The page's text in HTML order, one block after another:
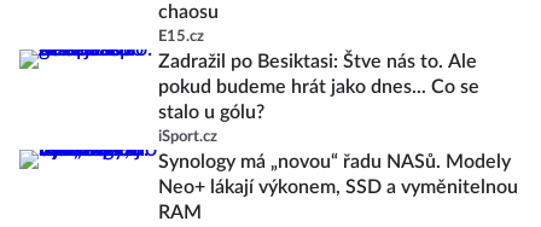
chaosu
E15.cz
Zadražil po Besiktasi: Štve nás to. Ale
pokud budeme hrát jako dnes... Co se
stalo u gólu?
iSport.cz
Synology má „novou“ řadu NASů. Modely
Neo+ lákají výkonem, SSD a vyměnitelnou
RAM